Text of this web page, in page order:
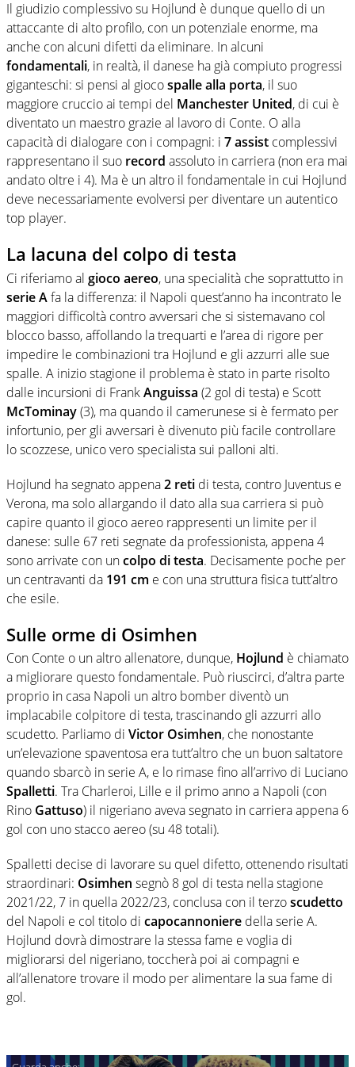
Il giudizio complessivo su Hojlund è dunque quello di un
attaccante di alto profilo, con un potenziale enorme, ma
anche con alcuni difetti da eliminare. In alcuni
fondamentali, in realtà, il danese ha già compiuto progressi
giganteschi: si pensi al giocospallealla porta, il suo
maggiore cruccio ai tempi del Manchester United, di cui è
diventato un maestro grazie al lavoro di Conte. O alla
capacità di dialogare con i compagni: i 7 assist complessivi
rappresentano il suo record assoluto in carriera (non era mai
andato oltre i 4). Ma è un altro il fondamentale in cui Hojlund
deve necessariamente evolversi per diventare un autentico
top player.
La lacuna del colpo di testa
Ci riferiamo al gioco aereo, una specialità che soprattutto in
serie Afa la differenza: il Napoli quest’anno ha incontrato le
maggiori difficoltà contro avversari che si sistemavano col
blocco basso, affollando la trequarti e l’area di rigore per
impedire le combinazioni tra Hojlund e gli azzurri alle sue
spalle. A inizio stagione il problema è stato in parte risolto
dalle incursioni di FrankAnguissa (2 gol di testa) e Scott
McTominay(3), ma quando il camerunese si è fermato per
infortunio, per gli avversari è divenuto più facile controllare
lo scozzese, unico vero specialista sui palloni alti.
Hojlund ha segnato appena2 reti di testa, contro Juventus e
Verona, ma solo allargando il dato alla sua carriera si può
capire quanto il gioco aereo rappresenti un limite per il
danese: sulle 67 reti segnate da professionista, appena 4
sono arrivate con uncolpo di testa. Decisamente poche per
un centravanti da 191 cm e con una struttura fisica tutt’altro
che esile.
Sulle orme di Osimhen
Con Conte o un altro allenatore, dunque, Hojlund è chiamato
a migliorare questo fondamentale. Può riuscirci, d’altra parte
proprio in casa Napoli un altro bomber diventò un
implacabile colpitore di testa, trascinando gli azzurri allo
scudetto. Parliamo di Victor Osimhen, che nonostante
un’elevazione spaventosa era tutt’altro che un buon saltatore
quando sbarcò in serie A, e lo rimase fino all’arrivo di Luciano
Spalletti. Tra Charleroi, Lille e il primo anno a Napoli (con
Rino Gattuso) il nigeriano aveva segnato in carriera appena 6
gol con uno stacco aereo (su 48 totali).
Spalletti decise di lavorare su quel difetto, ottenendo risultati
straordinari: Osimhen segnò 8 gol di testa nella stagione
2021/22, 7 in quella 2022/23, conclusa con il terzoscudetto
del Napoli e col titolo di capocannoniere della serie A.
Hojlund dovrà dimostrare la stessa fame e voglia di
migliorarsi del nigeriano, toccherà poi ai compagni e
all’allenatore trovare il modo per alimentare la sua fame di
gol.